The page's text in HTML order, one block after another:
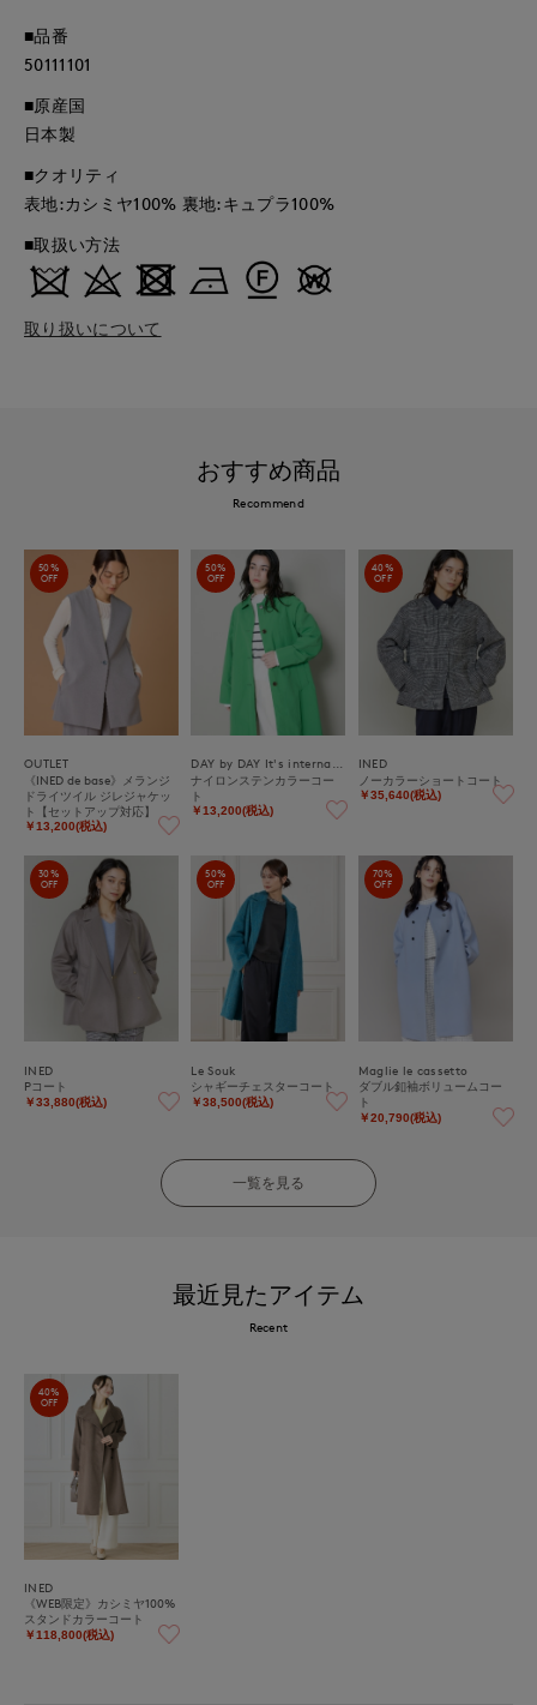
■品番
50111101
■原産国
日本製
■クオリティ
表地:カシミヤ100% 裏地:キュプラ100%
■取扱い方法
取り扱いについて
おすすめ商品
Recommend
50%
OFF
OUTLET
《INED de base》メランジ
ドライツイル ジレジャケッ
ト【セットアップ対応】
￥13,200(税込)
50%
OFF
ナイロンステンカラーコー
ト
￥13,200(税込)
40%
OFF
INED
ノーカラーショートコート
￥35,640(税込)
30%
OFF
INED
Pコート
￥33,880(税込)
50%
OFF
Le Souk
シャギーチェスターコート
￥38,500(税込)
70%
OFF
Maglie le cassetto
ダブル釦袖ボリュームコー
ト
￥20,790(税込)
一覧を見る
最近見たアイテム
Recent
40%
OFF
INED
《WEB限定》カシミヤ100%
スタンドカラーコート
￥118,800(税込)